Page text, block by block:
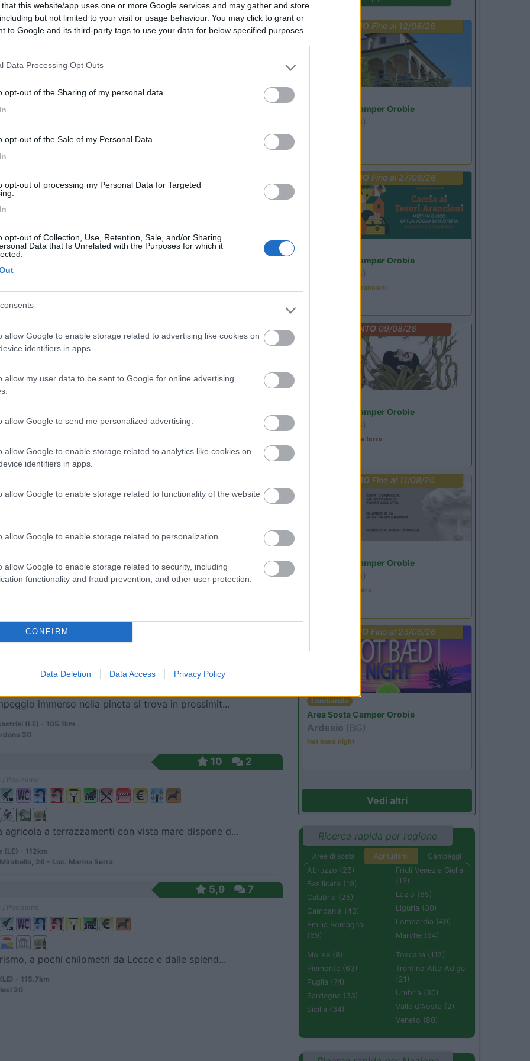
that this website/app uses one or more Google services and may gather and store
but not limited to your visit or usage behaviour. You may click to grant or
to Google and its third-party tags to use your data for below specified purposes
Data Processing Opt Outs
opt-out of the Sharing of my personal data.
opt-out of the Sale of my Personal Data.
opt-out of processing my Personal Data for Targeted
opt-out of Collection, Use, Retention, Sale, and/or Sharing
Data that Is Unrelated with the Purposes for which it
allow Google to enable storage related to advertising like cookies on
identifiers in apps.
allow my user data to be sent to Google for online advertising
allow Google to send me personalized advertising.
allow Google to enable storage related to analytics like cookies on
identifiers in apps.
allow Google to enable storage related to functionality of the website
allow Google to enable storage related to personalization.
allow Google to enable storage related to security, including
functionality and fraud prevention, and other user protection.
CONFIRM
Data Deletion Data Access Privacy Policy
/ Posizione
è divisa in due parti: un parcheggio auto e...
Fontanelle, 106 - lic. Baia dei Turchi
Posizione
agricola produce ortaggi di stagione e olio oli...
(LE) - 93.9km
7
Posizione
(LE) - 94.1km
- Fraz. Borgagne
dei Cervi 7,8
Posizione
si trova in una parte delka riserva del Par...
(LE) - 95.2km
offre diversi tipi di alloggiamento e zona c...
Posizione
immerso nella pineta si trova in prossimit...
(LE) - 105.1km
30
10 2
agricola a terrazzamenti con vista mare dispone d...
(LE) - 112km
26 - Loc. Marina Serra
5,9 7
a pochi chilometri da Lecce e dalle splend...
- 115.7km
20
PROMO Fino al 12/08/26
Area Sosta Camper Orobie
(BG)
PROMOFino al 27/08/26
Area Sosta Camper Orobie
(BG)
Caccia ai tesori arancioni
EVENTO09/08/26
Area Sosta Camper Orobie
(BG)
A levar l'ombra da terra
PROMO Fino al 11/08/26
Area Sosta Camper Orobie
(BG)
Incontri con il teatro
PROMO Fino al 23/08/26
Lombardia
Area Sosta Camper Orobie
Ardesio (BG)
Not baed night
Vedi altri
Ricerca rapida per regione
Aree di sosta Agriturismi
Campeggi
Abruzzo (26)
Basilicata (19)
Calabria (25)
Campania (43)
Emilia Romagna
(69)
Friuli Venezia Giulia
(13)
Lazio (65)
Liguria (30)
Lombardia (49)
Marche (54)
Molise (8)
Piemonte (63)
Puglia (74)
Sardegna (33)
Sicilia (34)
Toscana (112)
Trentino Alto Adige
(21)
Umbria (30)
Valle d'Aosta (2)
Veneto (80)